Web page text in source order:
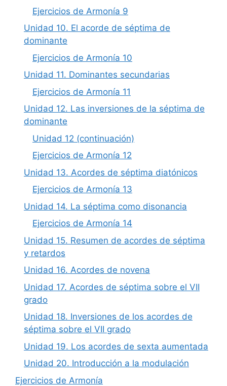
Ejercicios de Armonía 9
Unidad 10. El acorde de séptima de
dominante
Ejercicios de Armonía 10
Unidad 11. Dominantes secundarias
Ejercicios de Armonía 11
Unidad 12. Las inversiones de la séptima de
dominante
Unidad 12 (continuación)
Ejercicios de Armonía 12
Unidad 13. Acordes de séptima diatónicos
Ejercicios de Armonía 13
Unidad 14. La séptima como disonancia
Ejercicios de Armonía 14
Unidad 15. Resumen de acordes de séptima
y retardos
Unidad 16. Acordes de novena
Unidad 17. Acordes de séptima sobre el VII
grado
Unidad 18. Inversiones de los acordes de
séptima sobre el VII grado
Unidad 19. Los acordes de sexta aumentada
Unidad 20. Introducción a la modulación
Ejercicios de Armonía